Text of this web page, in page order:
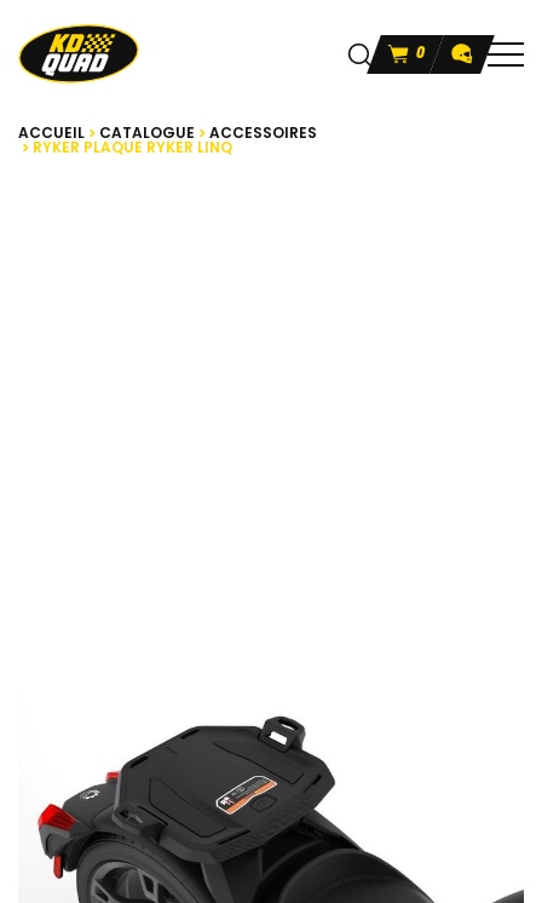
0
ACCUEIL CATALOGUE ACCESSOIRES
RYKER PLAQUE RYKER LINQ